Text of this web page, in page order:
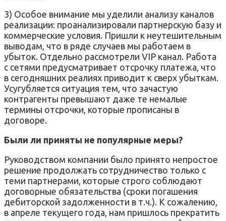
3) Особое внимание мы уделили анализу каналов
реализации: проанализировали партнерскую базу и
коммерческие условия. Пришли к неутешительным
выводам, что в ряде случаев мы работаем в
убыток. Отдельно рассмотрели VIP канал. Работа
с сетями предусматривает отсрочку платежа, что
в сегодняшних реалиях приводит к сверх убыткам.
Усугубляется ситуация тем, что зачастую
контрагенты превышают даже те немалые
термины отсрочки, которые прописаны в
договоре.
Были ли приняты не популярные меры?
Руководством компании было принято непростое
решение продолжать сотрудничество только с
теми партнерами, которые строго соблюдают
договорные обязательства (сроки погашения
дебиторской задолженности в т.ч.). К сожалению,
в апреле текущего года, нам пришлось прекратить